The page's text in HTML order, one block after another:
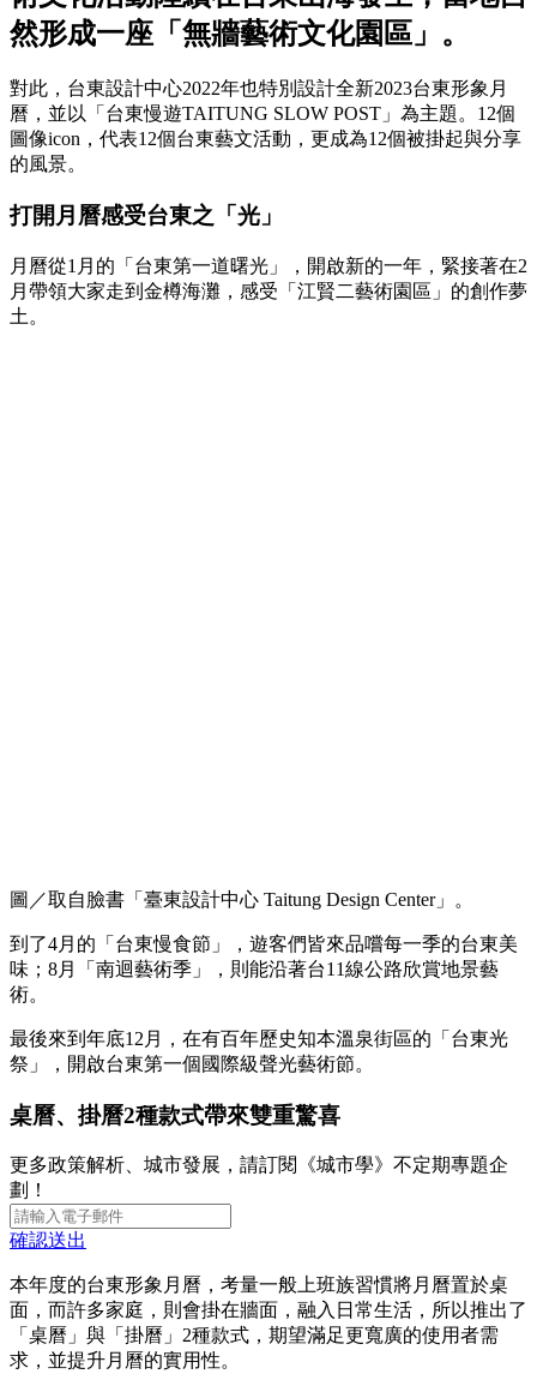
然形成一座「無牆藝術文化園區」。
對此，台東設計中心2022年也特別設計全新2023台東形象月
曆，並以「台東慢遊TAITUNG SLOW POST」為主題。12個
圖像icon，代表12個台東藝文活動，更成為12個被掛起與分享
的風景。
打開月曆感受台東之「光」
月曆從1月的「台東第一道曙光」，開啟新的一年，緊接著在2
月帶領大家走到金樽海灘，感受「江賢二藝術園區」的創作夢
土。
圖／取自臉書「臺東設計中心 Taitung Design Center」。
到了4月的「台東慢食節」，遊客們皆來品嚐每一季的台東美
味；8月「南迴藝術季」，則能沿著台11線公路欣賞地景藝
術。
最後來到年底12月，在有百年歷史知本溫泉街區的「台東光
祭」，開啟台東第一個國際級聲光藝術節。
桌曆、掛曆2種款式帶來雙重驚喜
更多政策解析、城市發展，請訂閱《城市學》不定期專題企
劃！
確認送出
本年度的台東形象月曆，考量一般上班族習慣將月曆置於桌
面，而許多家庭，則會掛在牆面，融入日常生活，所以推出了
「桌曆」與「掛曆」2種款式，期望滿足更寬廣的使用者需
求，並提升月曆的實用性。